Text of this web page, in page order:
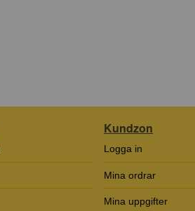
Kundzon
Logga in
Mina ordrar
Mina uppgifter